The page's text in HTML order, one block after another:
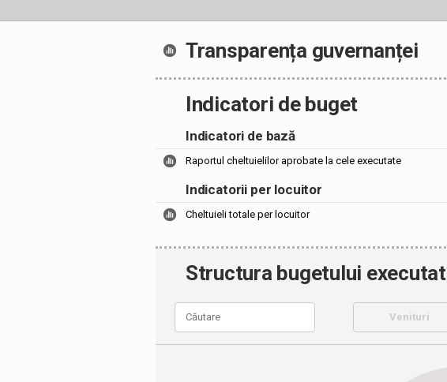
Transparența guvernanței
Indicatori de buget
Indicatori de bază
Raportul cheltuielilor aprobate la cele executate
Indicatorii per locuitor
Cheltuieli totale per locuitor
Structura bugetului executat